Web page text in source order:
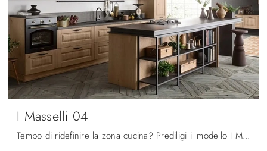
I Masselli 04
Tempo di ridefinire la zona cucina? Prediligi il modello I Masselli 04 Ar-Tre tra le nostre Cucine Classiche con isola.